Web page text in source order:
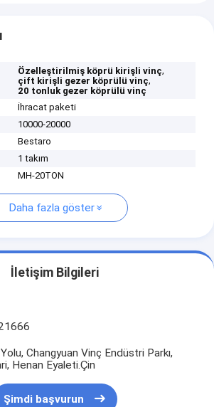
Özelleştirilmiş köprü kirişli vinç,
çift kirişli gezer köprülü vinç,
20 tonluk gezer köprülü vinç
İhracat paketi
10000-20000
Bestaro
1 takım
MH-20TON
Daha fazla göster
İletişim Bilgileri
Changyuan Vinç Endüstri Parkı,
Henan Eyaleti.Çin
Şimdi başvurun